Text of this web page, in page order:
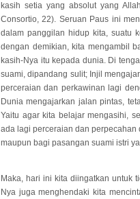
kasih setia yang absolut yang
Consortio, 22). Seruan Paus ini
dalam panggilan hidup kita, suatu
dengan demikian, kita mengambil
kasih-Nya itu kepada dunia. Di
suami, dipandang sulit; Injil
perceraian dan perkawinan lagi
Dunia mengajarkan jalan pintas,
Yaitu agar kita belajar mengasihi,
ada lagi perceraian dan
maupun bagi pasangan suami istri
Maka, hari ini kita diingatkan untuk
Nya juga menghendaki kita